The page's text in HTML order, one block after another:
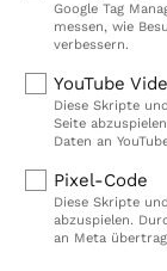
Prävention
VITREA
Google Tag
messen, wie
verbessern.
YouTube
Diese Skripte
Seite
Daten an
Pixel-Code
Diese Skripte
abzuspielen.
an Meta